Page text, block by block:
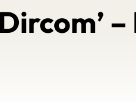
Dircom’